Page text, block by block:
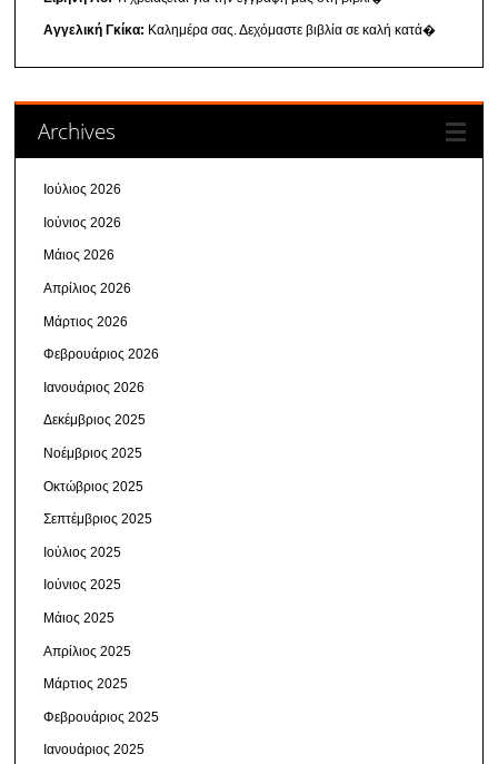
Αγγελική Γκίκα: Καλημέρα σας. Δεχόμαστε βιβλία σε καλή κατά�
Archives
Ιούλιος 2026
Ιούνιος 2026
Μάιος 2026
Απρίλιος 2026
Μάρτιος 2026
Φεβρουάριος 2026
Ιανουάριος 2026
Δεκέμβριος 2025
Νοέμβριος 2025
Οκτώβριος 2025
Σεπτέμβριος 2025
Ιούλιος 2025
Ιούνιος 2025
Μάιος 2025
Απρίλιος 2025
Μάρτιος 2025
Φεβρουάριος 2025
Ιανουάριος 2025